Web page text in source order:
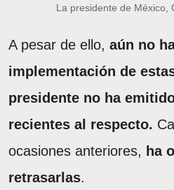
La presidente de México,
A pesar de ello, aún no
implementación de
presidente no ha
recientes al respecto.
ocasiones anteriores, ha
retrasarlas.